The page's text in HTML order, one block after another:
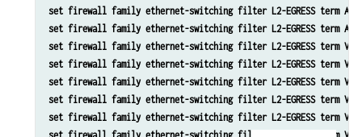
set firewall family ethernet-switching filter L2-EGRESS term ARP-
set firewall family ethernet-switching filter L2-EGRESS term ARP-
set firewall family ethernet-switching filter L2-EGRESS term V4-
set firewall family ethernet-switching filter L2-EGRESS term
set firewall family ethernet-switching filter L2-EGRESS term V4-
set firewall family ethernet-switching filter L2-EGRESS term V4-
set firewall family ethernet-switching filter L2-EGRESS term V4-